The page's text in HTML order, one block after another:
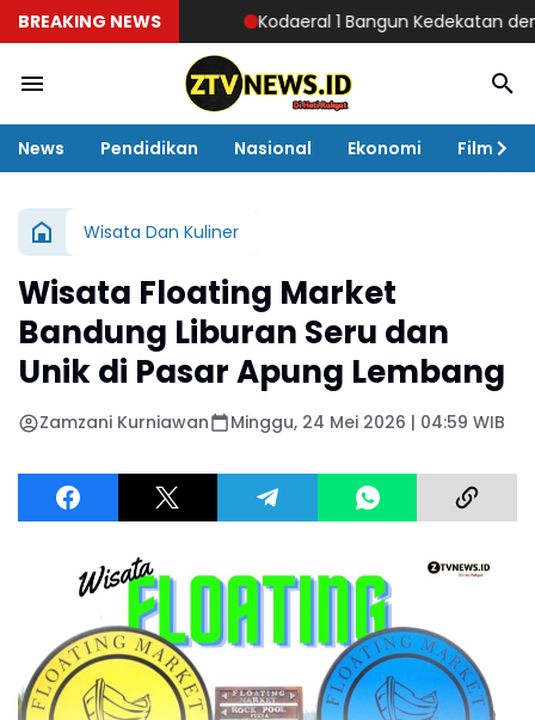
BREAKING NEWS Kodaeral 1 Bangun Kedekatan dengan
News Pendidikan Nasional Ekonomi Film
Wisata Dan Kuliner
Wisata Floating Market
Bandung Liburan Seru dan
Unik di Pasar Apung Lembang
Zamzani Kurniawan Minggu, 24 Mei 2026 | 04:59 WIB